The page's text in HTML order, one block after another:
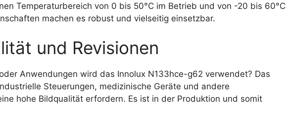
Temperaturbereich von 0 bis 50°C im Betrieb und von -20 bis 60°C
machen es robust und vielseitig einsetzbar.
und Revisionen
Anwendungen wird das Innolux N133hce-g62 verwendet? Das
Steuerungen, medizinische Geräte und andere
hohe Bildqualität erfordern. Es ist in der Produktion und somit